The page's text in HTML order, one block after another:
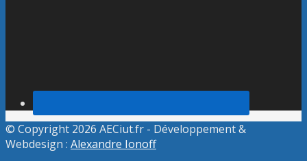
© Copyright 2026 AECiut.fr - Développement &
Webdesign : Alexandre Ionoff